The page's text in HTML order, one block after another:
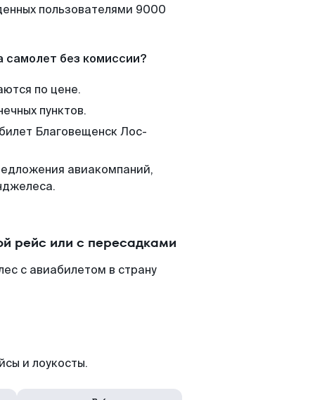
пользователями 9000
самолет без комиссии?
по цене.
пунктов.
Благовещенск Лос-
авиакомпаний,
рейс или с пересадками
с авиабилетом в страну
и лоукосты.